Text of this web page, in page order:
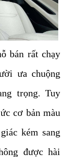
bán rất chạy
ưa chuộng
trọng. Tuy
cơ bản màu
kém sang
được hài